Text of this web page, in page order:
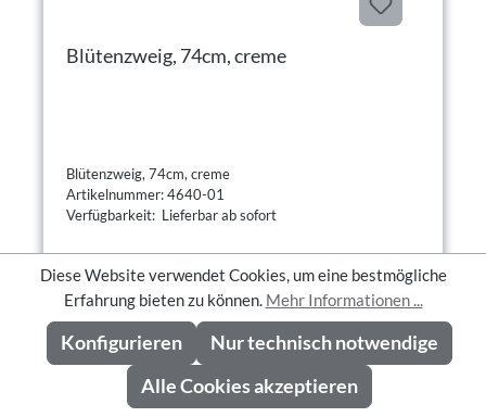
Blütenzweig, 74cm, creme
Blütenzweig, 74cm, creme
Artikelnummer: 4640-01
Verfügbarkeit: Lieferbar ab sofort
Preise nach Registrierung sichtbar
Diese Website verwendet Cookies, um eine bestmögliche
Erfahrung bieten zu können. Mehr Informationen ...
Nur technisch notwendige
Konfigurieren
Alle Cookies akzeptieren